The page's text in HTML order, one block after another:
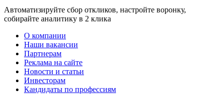
Автоматизируйте сбор откликов, настройте воронку,
собирайте аналитику в 2 клика
О компании
Наши вакансии
Партнерам
Реклама на сайте
Новости и статьи
Инвесторам
Кандидаты по профессиям